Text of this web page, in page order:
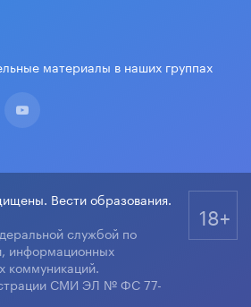
материалы в наших группах
Вести образования.
службой по
информационных
коммуникаций.
СМИ ЭЛ № ФС 77-
18+